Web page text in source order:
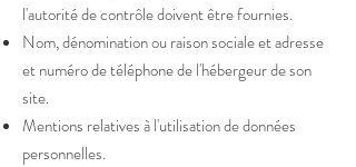
l'autorité de contrôle doivent être fournies. ​​​
Nom, dénomination ou raison sociale et adresse
et numéro de téléphone de l'hébergeur de son
site.
Mentions relatives à l'utilisation de données
personnelles.